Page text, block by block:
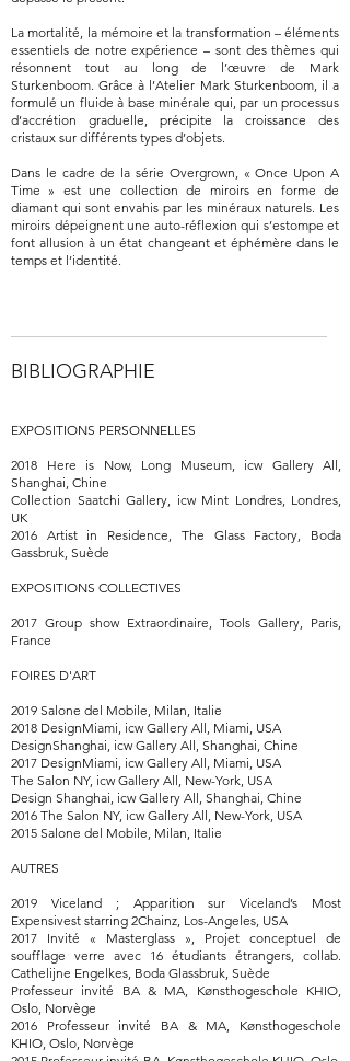
La mortalité, la mémoire et la transformation – éléments
essentiels de notre expérience – sont des thèmes qui
résonnent tout au long de l’œuvre de Mark
Sturkenboom. Grâce à l’Atelier Mark Sturkenboom, il a
formulé un fluide à base minérale qui, par un processus
d’accrétion graduelle, précipite la croissance des
cristaux sur différents types d’objets.
Dans le cadre de la série Overgrown, « Once Upon A
Time » est une collection de miroirs en forme de
diamant qui sont envahis par les minéraux naturels. Les
miroirs dépeignent une auto-réflexion qui s’estompe et
font allusion à un état changeant et éphémère dans le
temps et l’identité.
BIBLIOGRAPHIE
EXPOSITIONS PERSONNELLES
2018 Here is Now, Long Museum, icw Gallery All,
Shanghai, Chine
Collection Saatchi Gallery, icw Mint Londres, Londres,
UK
2016 Artist in Residence, The Glass Factory, Boda
Gassbruk, Suède
EXPOSITIONS COLLECTIVES
2017 Group show Extraordinaire, Tools Gallery, Paris,
France
FOIRES D'ART
2019 Salone del Mobile, Milan, Italie
2018 DesignMiami, icw Gallery All, Miami, USA
DesignShanghai, icw Gallery All, Shanghai, Chine
2017 DesignMiami, icw Gallery All, Miami, USA
The Salon NY, icw Gallery All, New-York, USA
Design Shanghai, icw Gallery All, Shanghai, Chine
2016 The Salon NY, icw Gallery All, New-York, USA
2015 Salone del Mobile, Milan, Italie
AUTRES
2019 Viceland ; Apparition sur Viceland’s Most
Expensivest starring 2Chainz, Los-Angeles, USA
2017 Invité « Masterglass », Projet conceptuel de
soufflage verre avec 16 étudiants étrangers, collab.
Cathelijne Engelkes, Boda Glassbruk, Suède
Professeur invité BA & MA, Kønsthogeschole KHIO,
Oslo, Norvège
2016 Professeur invité BA & MA, Kønsthogeschole
KHIO, Oslo, Norvège